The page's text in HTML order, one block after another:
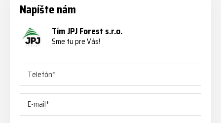
Napíšte nám
Tím JPJ Forest s.r.o.
Sme tu pre Vás!